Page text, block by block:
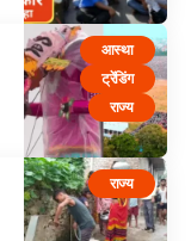
आस्था
ट्रेंडिंग
राज्य
राज्य